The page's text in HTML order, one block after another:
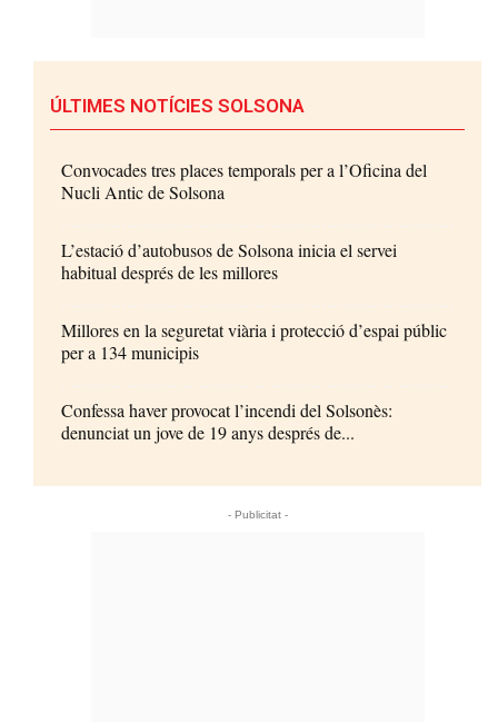
ÚLTIMES NOTÍCIES SOLSONA
Convocades tres places temporals per a l’Oficina del
Nucli Antic de Solsona
L’estació d’autobusos de Solsona inicia el servei
habitual després de les millores
Millores en la seguretat viària i protecció d’espai públic
per a 134 municipis
Confessa haver provocat l’incendi del Solsonès:
denunciat un jove de 19 anys després de...
- Publicitat -